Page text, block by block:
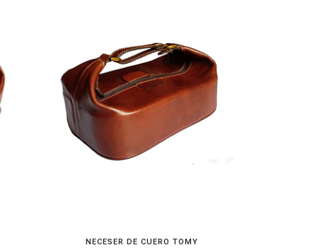
NECESER DE CUERO TOMY